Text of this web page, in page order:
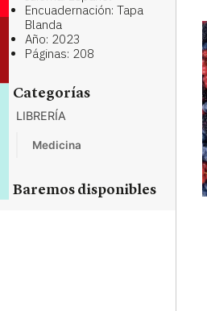
Encuadernación: Tapa
Blanda
Año: 2023
Páginas: 208
Categorías
LIBRERÍA
Medicina
Baremos disponibles